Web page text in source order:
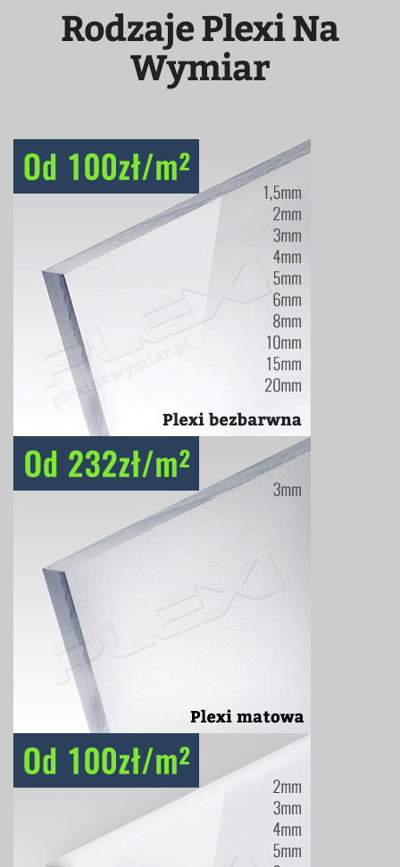
Rodzaje Plexi Na
Wymiar